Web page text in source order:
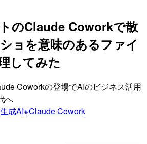
のClaude Coworkで散
ョを意味のあるファイ
してみた
Coworkの登場でAIのビジネス活用
へ
生成AI Claude Cowork